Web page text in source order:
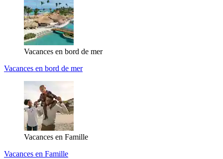
Vacances en bord de mer
Vacances en bord de mer
Vacances en Famille
Vacances en Famille